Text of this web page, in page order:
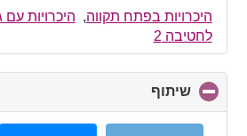
היכרויות בפתח תקווה, היכרויות עם
לחטיבה 2
שיתוף
to
collapse